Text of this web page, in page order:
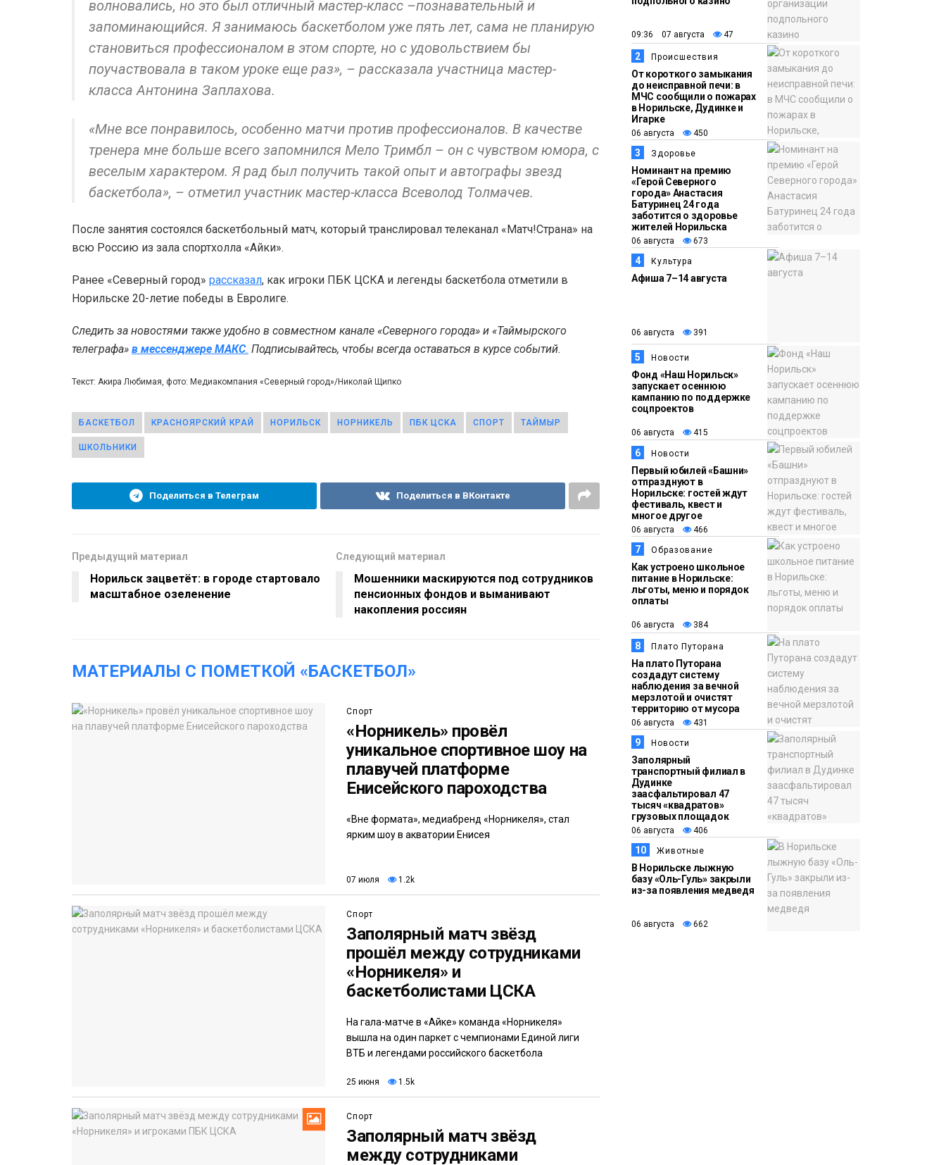
волновались, но это был отличный мастер-класс –познавательный и
запоминающийся. Я занимаюсь баскетболом уже пять лет, сама не планирую
становиться профессионалом в этом спорте, но с удовольствием бы
поучаствовала в таком уроке еще раз», – рассказала участница мастер-
класса Антонина Заплахова.
«Мне все понравилось, особенно матчи против профессионалов. В качестве
тренера мне больше всего запомнился Мело Тримбл – он с чувством юмора, с
веселым характером. Я рад был получить такой опыт и автографы звезд
баскетбола», – отметил участник мастер-класса Всеволод Толмачев.
После занятия состоялся баскетбольный матч, который транслировал телеканал «Матч!Страна» на
всю Россию из зала спортхолла «Айки».
Ранее «Северный город» рассказал, как игроки ПБК ЦСКА и легенды баскетбола отметили в
Норильске 20-летие победы в Евролиге.
Следить за новостями также удобно в совместном канале «Северного города» и «Таймырского
телеграфа» в мессенджере MAКС. Подписывайтесь, чтобы всегда оставаться в курсе событий.
Текст: Акира Любимая, фото: Медиакомпания «Северный город»/Николай Щипко
БАСКЕТБОЛ КРАСНОЯРСКИЙ КРАЙ НОРИЛЬСК НОРНИКЕЛЬ ПБК ЦСКА СПОРТ ТАЙМЫР
ШКОЛЬНИКИ
Поделиться в Телеграм Поделиться в ВКонтакте
Предыдущий материал
Норильск зацветёт: в городе стартовало
масштабное озеленение
Следующий материал
Мошенники маскируются под сотрудников
пенсионных фондов и выманивают
накопления россиян
МАТЕРИАЛЫ С ПОМЕТКОЙ «БАСКЕТБОЛ»
Спорт
«Норникель» провёл
уникальное спортивное шоу на
плавучей платформе
Енисейского пароходства
«Вне формата», медиабренд «Норникеля», стал
ярким шоу в акватории Енисея
07 июля 1.2k
Спорт
Заполярный матч звёзд
прошёл между сотрудниками
«Норникеля» и
баскетболистами ЦСКА
На гала-матче в «Айке» команда «Норникеля»
вышла на один паркет с чемпионами Единой лиги
ВТБ и легендами российского баскетбола
25 июня 1.5k
Спорт
Заполярный матч звёзд
между сотрудниками
14:36
06 августа
Плато
Путорана
На плато Путорана
создадут систему
наблюдения за вечной
мерзлотой и очистят
территорию от мусора
13:47
06 августа
Новости
Заполярный
транспортный филиал
в Дудинке
заасфальтировал 47
тысяч «квадратов»
грузовых площадок
13:10
Животные
В Норильске лыжную
появления медведя
09:36 07 августа 47
2 Происшествия
От короткого замыкания
до неисправной печи: в
МЧС сообщили о пожарах
в Норильске, Дудинке и
Игарке
06 августа 450
3 Здоровье
Номинант на премию
«Герой Северного
города» Анастасия
Батуринец 24 года
заботится о здоровье
жителей Норильска
06 августа 673
4 Культура
Афиша 7–14 августа
06 августа 391
5 Новости
Фонд «Наш Норильск»
запускает осеннюю
кампанию по поддержке
соцпроектов
06 августа 415
6 Новости
Первый юбилей «Башни»
отпразднуют в
Норильске: гостей ждут
фестиваль, квест и
многое другое
06 августа 466
7 Образование
Как устроено школьное
питание в Норильске:
льготы, меню и порядок
оплаты
06 августа 384
8 Плато Путорана
На плато Путорана
создадут систему
наблюдения за вечной
мерзлотой и очистят
территорию от мусора
06 августа 431
9 Новости
Заполярный
транспортный филиал в
Дудинке
заасфальтировал 47
тысяч «квадратов»
грузовых площадок
06 августа 406
10 Животные
В Норильске лыжную
базу «Оль-Гуль» закрыли
из-за появления медведя
06 августа 662